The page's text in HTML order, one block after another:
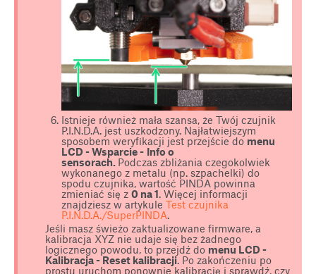
Istnieje również mała szansa, że Twój czujnik
P.I.N.D.A. jest uszkodzony. Najłatwiejszym
sposobem weryfikacji jest przejście do menu
LCD - Wsparcie - Info o
sensorach. Podczas zbliżania czegokolwiek
wykonanego z metalu (np. szpachelki) do
spodu czujnika, wartość PINDA powinna
zmieniać się z0 na 1. Więcej informacji
znajdziesz w artykuleTest czujnika
P.I.N.D.A./SuperPINDA.
Jeśli masz świeżo zaktualizowane firmware, a
kalibracja XYZ nie udaje się bez żadnego
logicznego powodu, to przejdź do menu LCD -
Kalibracja - Reset kalibracji. Po zakończeniu po
prostu uruchom ponownie kalibrację i sprawdź, czy